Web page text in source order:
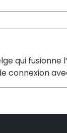
qui
connexion